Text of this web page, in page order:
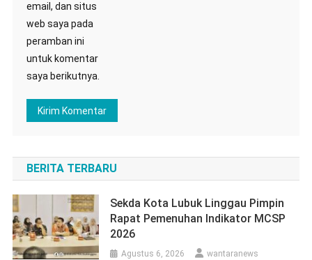
email, dan situs
web saya pada
peramban ini
untuk komentar
saya berikutnya.
BERITA TERBARU
Sekda Kota Lubuk Linggau Pimpin
Rapat Pemenuhan Indikator MCSP
2026
Agustus 6, 2026 wantaranews